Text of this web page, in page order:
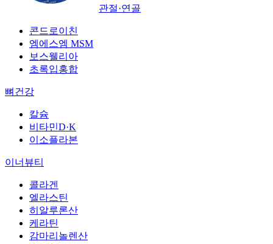
관절·연골
콘드로이친
엠에스엠 MSM
보스웰리아
초록입홍합
뼈건강
칼슘
비타민D·K
이소플라본
이너뷰티
콜라겐
엘라스틴
히알루론산
케라틴
감마리놀렌산